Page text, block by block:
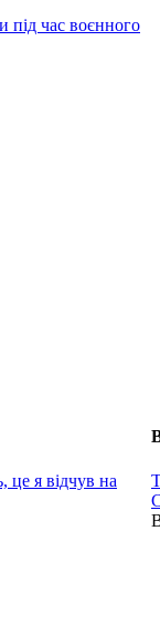
під час воєнного
це я відчув на